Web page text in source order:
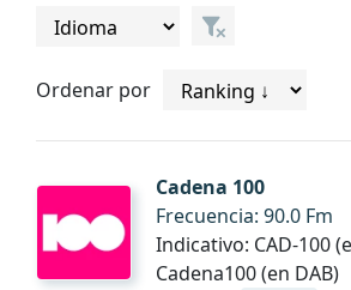
Ordenar por
Cadena 100
Frecuencia: 90.0 Fm
Indicativo: CAD-100
Cadena100 (en DAB)